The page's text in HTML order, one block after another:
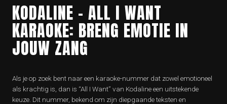
KODALINE – ALL I WANT
KARAOKE: BRENG EMOTIE IN
JOUW ZANG
Als je op zoek bent naar een karaoke-nummer dat zowel emotioneel
als krachtig is, dan is “All I Want” van Kodaline een uitstekende
keuze. Dit nummer, bekend om zijn diepgaande teksten en